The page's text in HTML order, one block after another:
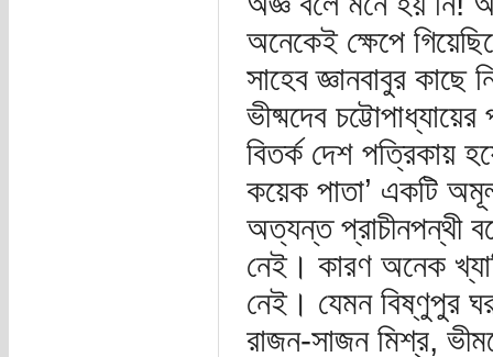
অনেকেই ক্ষেপে
সাহেব জ্ঞানবাবুর কাছে
ভীষ্মদেব
বিতর্ক দেশ পত্রিকায়
কয়েক পাতা’ একটি
অত্যন্ত প্রাচীনপন্থী
নেই। কারণ অনেক
নেই। যেমন বিষ্ণুপুর
রাজন-সাজন মিশ্র,